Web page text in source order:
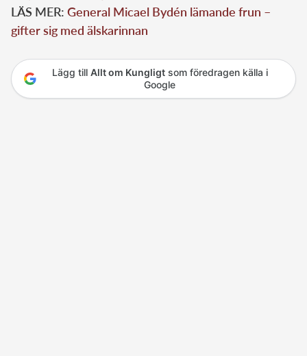
LÄS MER: General Micael Bydén lämande frun –
gifter sig med älskarinnan
Lägg till Allt om Kungligtsom föredragen källa i
Google